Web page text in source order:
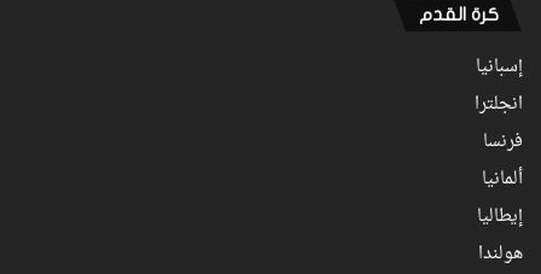
كرة القدم
إسبانيا
انجلترا
فرنسا
ألمانيا
إيطاليا
هولندا